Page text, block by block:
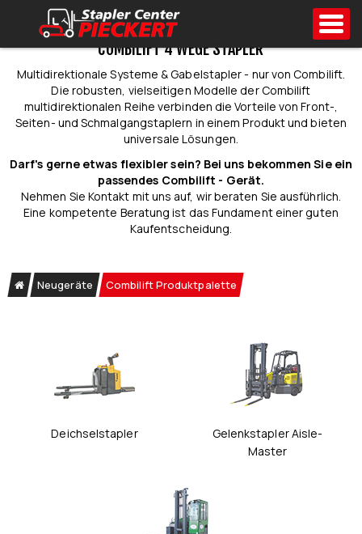
Sicher. Einfach. Smart.
COMBILIFT 4 WEGE STAPLER
Multidirektionale Systeme & Gabelstapler - nur von Combilift.
Die robusten, vielseitigen Modelle der Combilift
multidirektionalen Reihe verbinden die Vorteile von Front-,
Seiten- und Schmalgangstaplern in einem Produkt und bieten
universale Lösungen.
Darf's gerne etwas flexibler sein? Bei uns bekommen Sie ein
passendes Combilift - Gerät.
Nehmen Sie Kontakt mit uns auf, wir beraten Sie ausführlich.
Eine kompetente Beratung ist das Fundament einer guten
Kaufentscheidung.
Neugeräte Combilift Produktpalette
Deichselstapler
Gelenkstapler Aisle-
Master